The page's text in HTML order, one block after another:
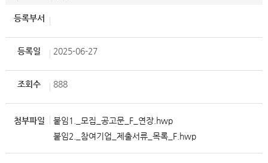
등록부서
등록일 2025-06-27
조회수 888
첨부파일
붙임1._모집_공고문_F_연장.hwp
붙임2._참여기업_제출서류_목록_F.hwp